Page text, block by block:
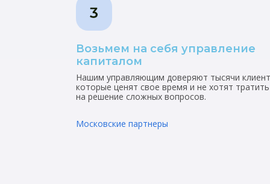
Возьмем на себя управление
капиталом
Нашим управляющим доверяют тысячи
которые ценят свое время и не хотят
на решение сложных вопросов.
Московские партнеры